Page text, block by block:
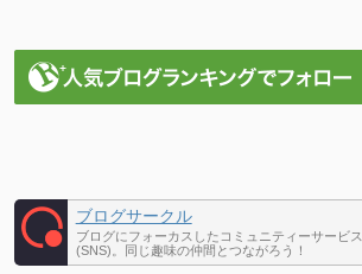
ブログサークル
ブログにフォーカスしたコミュニティーサービス
(SNS)。同じ趣味の仲間とつながろう！